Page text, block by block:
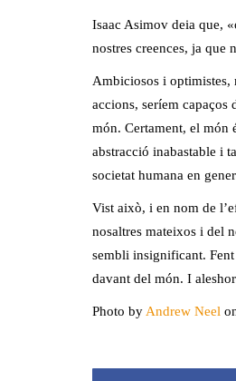
Isaac Asimov deia que,
nostres creences, ja que
Ambiciosos i optimistes,
accions, seríem
món. Certament, el món
abstracció inabastable i
societat humana en
Vist això, i en nom de
nosaltres mateixos i del
sembli insignificant.
davant del món. I
Photo by Andrew Neel